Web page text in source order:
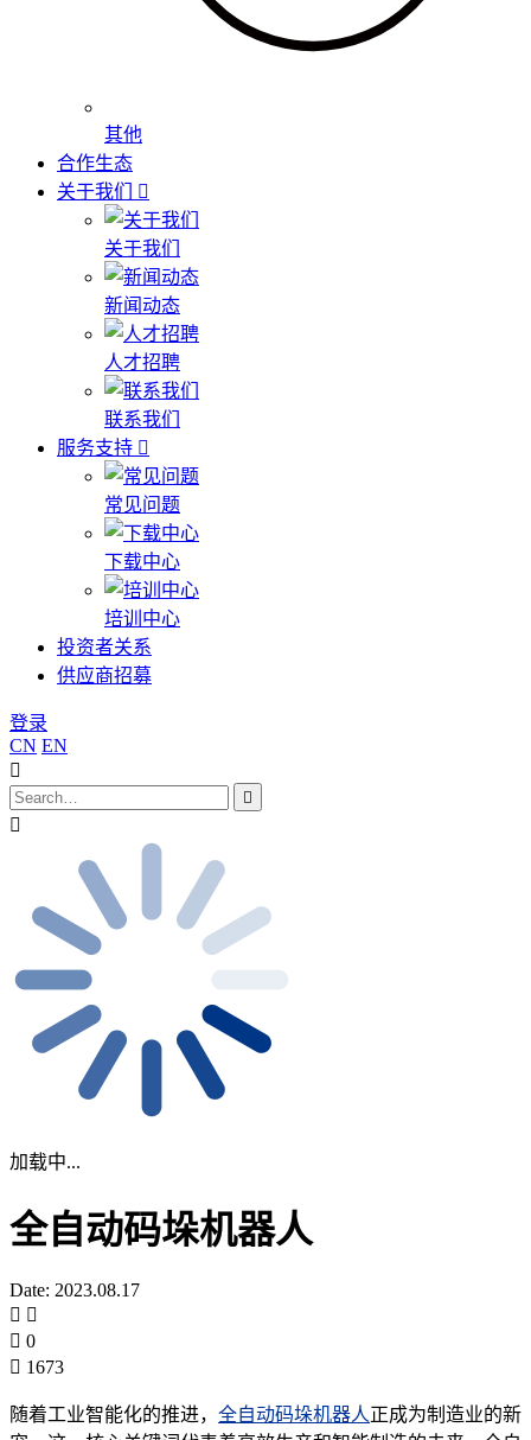
其他
合作生态
关于我们
关于我们
新闻动态
人才招聘
联系我们
服务支持
常见问题
下载中心
培训中心
投资者关系
供应商招募
登录
CN EN
加载中...
全自动码垛机器人
Date: 2023.08.17
0
1673
随着工业智能化的推进， 全自动码垛机器人正成为制造业的新